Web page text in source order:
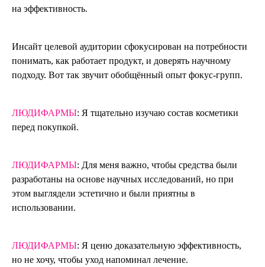
на эффективность.
Инсайт целевой аудитории сфокусирован на потребности
понимать, как работает продукт, и доверять научному
подходу. Вот так звучит обобщённый опыт фокус-групп.
ЛЮДИФАРМЫ: Я тщательно изучаю состав косметики
перед покупкой.
ЛЮДИФАРМЫ: Для меня важно, чтобы средства были
разработаны на основе научных исследований, но при
этом выглядели эстетично и были приятны в
использовании.
ЛЮДИФАРМЫ: Я ценю доказательную эффективность,
но не хочу, чтобы уход напоминал лечение.